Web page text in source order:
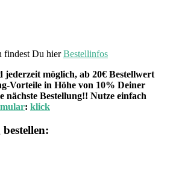
findest Du hierBestellinfos
jederzeit möglich, ab 20€ Bestellwert
Vorteile in Höhe von 10% Deiner
nächste Bestellung!! Nutze einfach
: klick